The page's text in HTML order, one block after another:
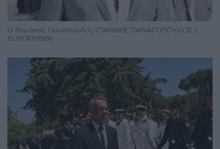
Ο Θανάσης Γιαννόπουλος (ΓΙΑΝΝΗΣ ΠΑΝΑΓΟΠΟΥΛΟΣ /
EUROKINISSI)